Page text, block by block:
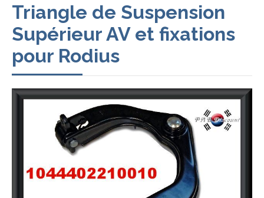
Triangle de Suspension
Supérieur AV et fixations
pour Rodius